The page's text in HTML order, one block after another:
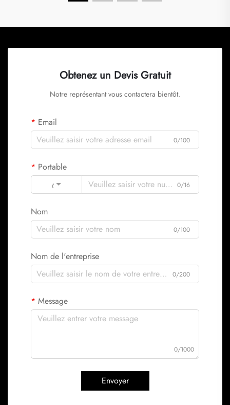
Obtenez un Devis Gratuit
Notre représentant vous contactera bientôt.
Email
0/100
Portable
Code
0/16
Nom
0/100
Nom de l'entreprise
0/200
Message
0/1000
Envoyer